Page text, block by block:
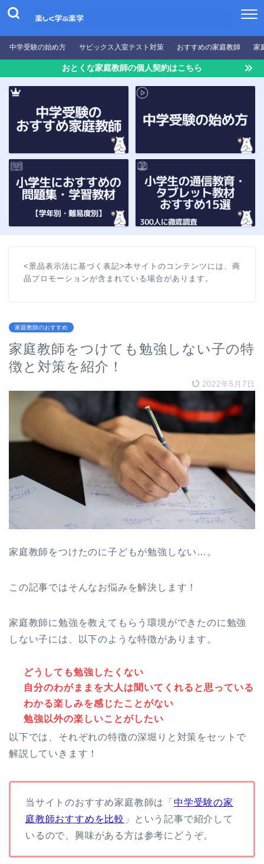
中学受験の始め方 サピックス入室テスト対策 おすすめの家庭教師 家
おとくな家庭教師の個人契約はこちら
<景品表示法に基づく表記>本サイトのコンテンツには、商
品プロモーションが含まれている場合があります。
家庭教師のおすすめ
家庭教師をつけても勉強しない子の特
徴と対策を紹介！
2022年5月7日
家庭教師をつけたのに子どもが勉強しない…。
この記事ではそんなお悩みを解決します！
家庭教師に勉強を教えてもらう環境ができたのに勉強
しない子には、以下のような特徴があります。
どうしても勉強したくない
自分のわがままを大人は聞いてくれると思っている
わかる楽しみを感じたことがない
勉強以外の楽しいことがしたい
以下では、それぞれの特徴の深堀りと対策をセットで
解説していきます！
当サイトのおすすめ家庭教師は「 中学受験の家
庭教師おすすめを比較 」という記事で紹介して
いるので、興味がある方は参考にどうぞ。